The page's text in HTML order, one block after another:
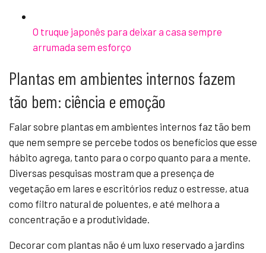
O truque japonês para deixar a casa sempre
arrumada sem esforço
Plantas em ambientes internos fazem
tão bem: ciência e emoção
Falar sobre plantas em ambientes internos faz tão bem
que nem sempre se percebe todos os benefícios que esse
hábito agrega, tanto para o corpo quanto para a mente.
Diversas pesquisas mostram que a presença de
vegetação em lares e escritórios reduz o estresse, atua
como filtro natural de poluentes, e até melhora a
concentração e a produtividade.
Decorar com plantas não é um luxo reservado a jardins